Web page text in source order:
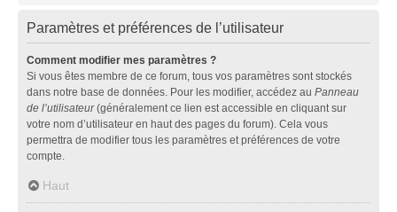
Paramètres et préférences de l’utilisateur
Comment modifier mes paramètres ?
Si vous êtes membre de ce forum, tous vos paramètres sont stockés
dans notre base de données. Pour les modifier, accédez au Panneau
de l’utilisateur(généralement ce lien est accessible en cliquant sur
votre nom d’utilisateur en haut des pages du forum). Cela vous
permettra de modifier tous les paramètres et préférences de votre
compte.
Haut